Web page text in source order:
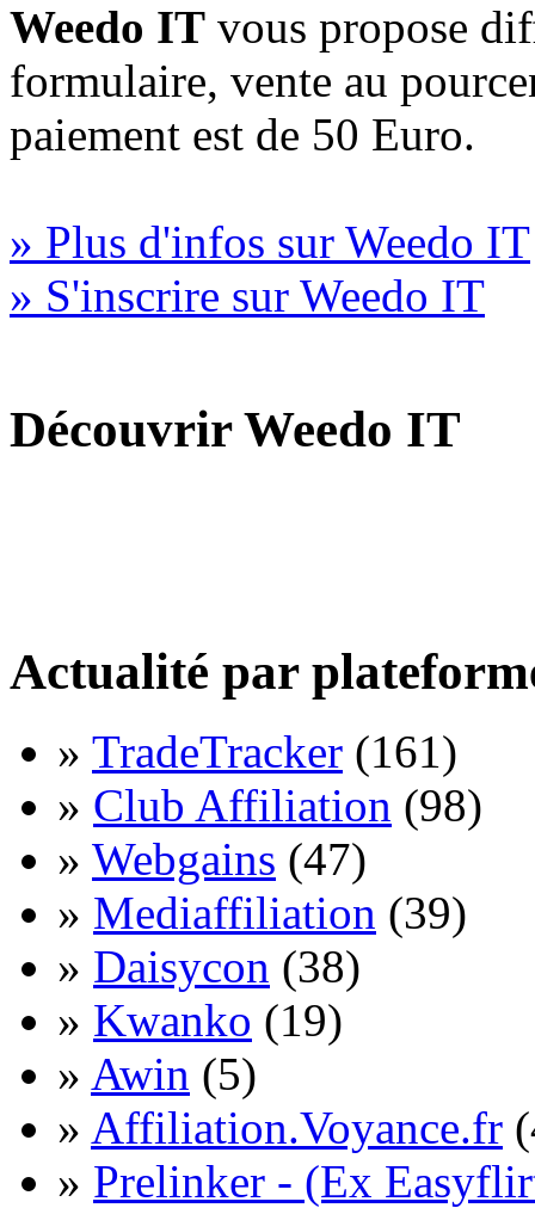
Weedo IT vous propose
formulaire, vente au
paiement est de 50 Euro.
» Plus d'infos sur Weedo IT
» S'inscrire sur Weedo IT
Découvrir Weedo IT
Actualité par
» TradeTracker (161)
» Club Affiliation (98)
» Webgains (47)
» Mediaffiliation (39)
» Daisycon (38)
» Kwanko (19)
» Awin (5)
» Affiliation.Voyance.fr
» Prelinker - (Ex